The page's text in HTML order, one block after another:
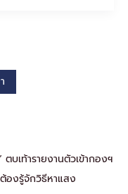
บเท้ารายงานตัวเข้ากองฯ
องรู้จักวิธีหาแสง